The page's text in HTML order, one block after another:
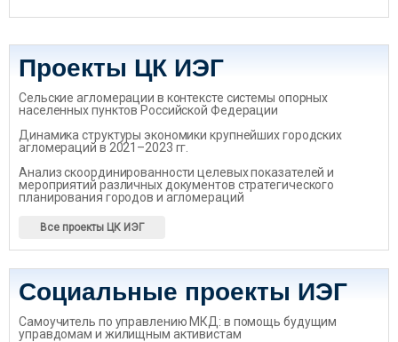
Проекты ЦК ИЭГ
Сельские агломерации в контексте системы опорных
населенных пунктов Российской Федерации
Динамика структуры экономики крупнейших городских
агломераций в 2021–2023 гг.
Анализ скоординированности целевых показателей и
мероприятий различных документов стратегического
планирования городов и агломераций
Все проекты ЦК ИЭГ
Социальные проекты ИЭГ
Самоучитель по управлению МКД: в помощь будущим
управдомам и жилищным активистам